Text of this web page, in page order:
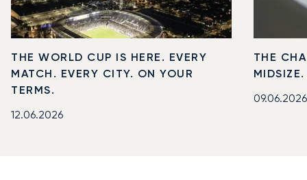
THE WORLD CUP IS HERE. EVERY
MATCH. EVERY CITY. ON YOUR
TERMS.
12.06.2026
THE
09.06.2026